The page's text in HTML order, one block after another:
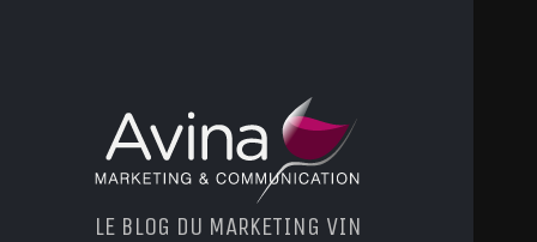
LE BLOG DU MARKETING VIN